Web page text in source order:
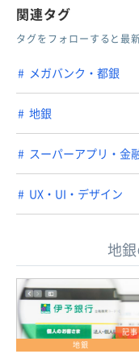
関連タグ
タグをフォローすると最
メガバンク・都銀
地銀
スーパーアプリ・金
UX・UI・デザイン
地
記事
地銀